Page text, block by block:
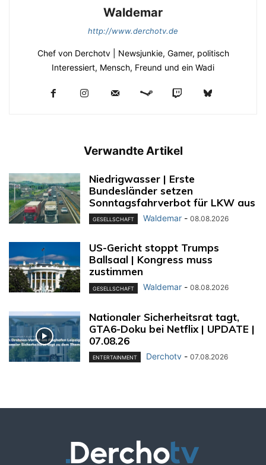
Waldemar
http://www.derchotv.de
Chef von Derchotv | Newsjunkie, Gamer, politisch
Interessiert, Mensch, Freund und ein Wadi
Verwandte Artikel
Niedrigwasser | Erste
Bundesländer setzen
Sonntagsfahrverbot für LKW aus
GESELLSCHAFT Waldemar - 08.08.2026
US-Gericht stoppt Trumps
Ballsaal | Kongress muss
zustimmen
GESELLSCHAFT Waldemar - 08.08.2026
Nationaler Sicherheitsrat tagt,
GTA6-Doku bei Netflix | UPDATE |
07.08.26
ENTERTAINMENT Derchotv - 07.08.2026